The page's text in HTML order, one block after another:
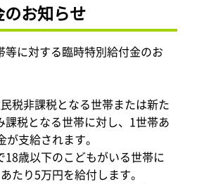
お知らせ
に対する臨時特別給付金のお
税非課税となる世帯または新た
課税となる世帯に対し、1世帯あ
支給されます。
18歳以下のこどもがいる世帯に
たり5万円を給付します。